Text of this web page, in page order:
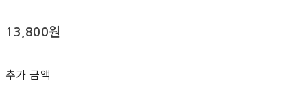
13,800원
추가 금액